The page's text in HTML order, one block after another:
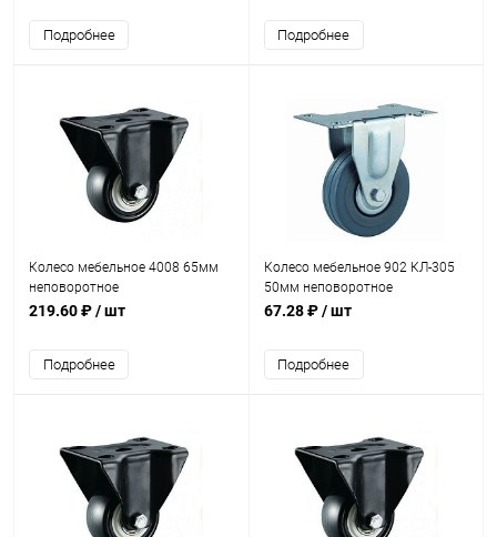
Подробнее Подробнее
Колесо мебельное 4008 65мм
неповоротное
219.60 ₽/ шт
Подробнее
Колесо мебельное 902 КЛ-305
50мм неповоротное
67.28 ₽/ шт
Подробнее